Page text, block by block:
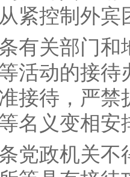
紧控制外宾
关部门和
活动的接
接待，严
名义变相安
政机关不